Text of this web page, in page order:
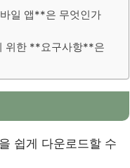
일 앱**은 무엇인가
위한 **요구사항**은
쉽게 다운로드할 수